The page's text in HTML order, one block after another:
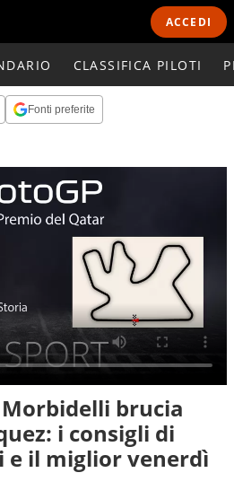
ACCEDI
CLASSIFICA PILOTI
Fonti preferite
brucia
i consigli di
e il miglior venerdì